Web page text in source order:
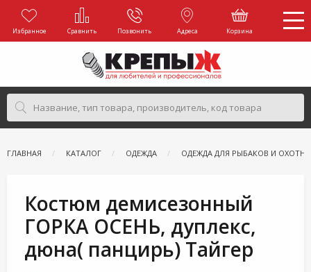
Избранное Сравнить Позвонить Адреса Корзина
ГЛАВНАЯ КАТАЛОГ ОДЕЖДА ОДЕЖДА ДЛЯ РЫБАКОВ И
Костюм демисезонный
ГОРКА ОСЕНЬ, дуплекс,
дюна( панцирь) Тайгер